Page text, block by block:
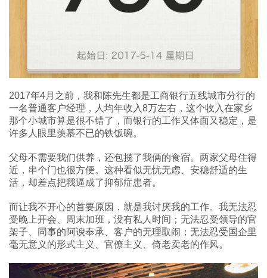
2017年4月之前，我和陈先生都是工商银行五线城市分行的
一名普通客户经理，人均年收入8万左右，这个收入在家乡
那个小城市算是很不错了，而银行的工作又体面又稳定，是
许多人眼里羡慕不已的铁饭碗。
父母不需要我们供养，还包揽了我俩的食宿。两家父母住得
近，串个门也很方便。这种看似无忧无虑、安稳舒适的生
活，却差点把我逼成了抑郁症患者。
而让我不开心的首要原因，就是我讨厌我的工作。我无法忍
受晚上开会、周末加班，没有私人时间；无法忍受领导的官
架子、同事的阿谀奉承、客户的无理取闹；无法忍受国企里
毫无意义的形式主义、官僚主义、倚老卖老的作风。